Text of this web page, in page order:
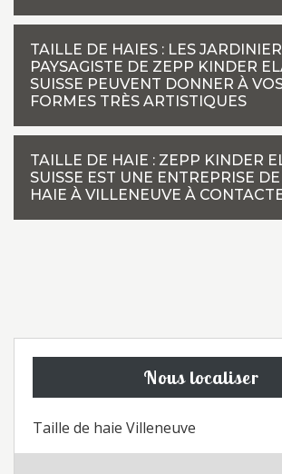
TAILLE DE HAIES : LES
PAYSAGISTE DE ZEPP KINDER
SUISSE PEUVENT DONNER À
FORMES TRÈS ARTISTIQUES
TAILLE DE HAIE : ZEPP KINDER
SUISSE EST UNE ENTREPRISE
HAIE À VILLENEUVE À
Nous localiser
Taille de haie Villeneuve